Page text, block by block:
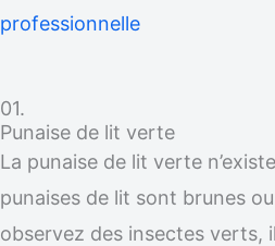
professionnelle
01.
Punaise de lit verte
La punaise de lit verte
punaises de lit sont brunes
observez des insectes verts,